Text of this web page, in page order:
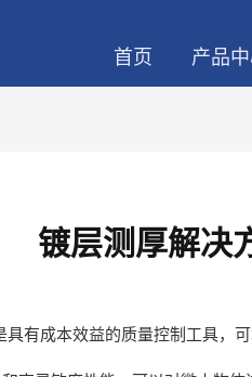
首页 产品
镀层测厚解决
有成本效益的质量控制工具，